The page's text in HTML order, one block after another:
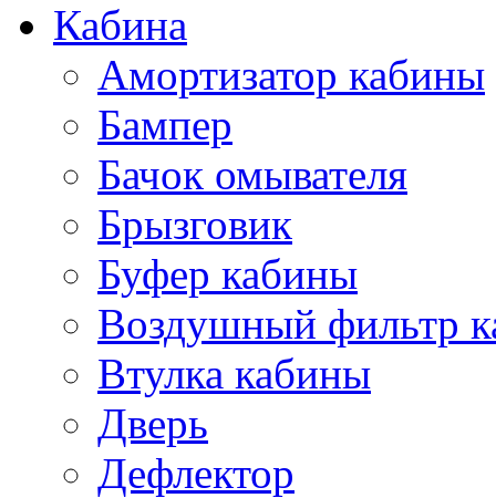
Кабина
Амортизатор кабины
Бампер
Бачок омывателя
Брызговик
Буфер кабины
Воздушный фильтр
Втулка кабины
Дверь
Дефлектор